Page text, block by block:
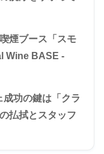
煙ブース「スモ
Wine BASE -
功の鍵は「クラ
払拭とスタッフ